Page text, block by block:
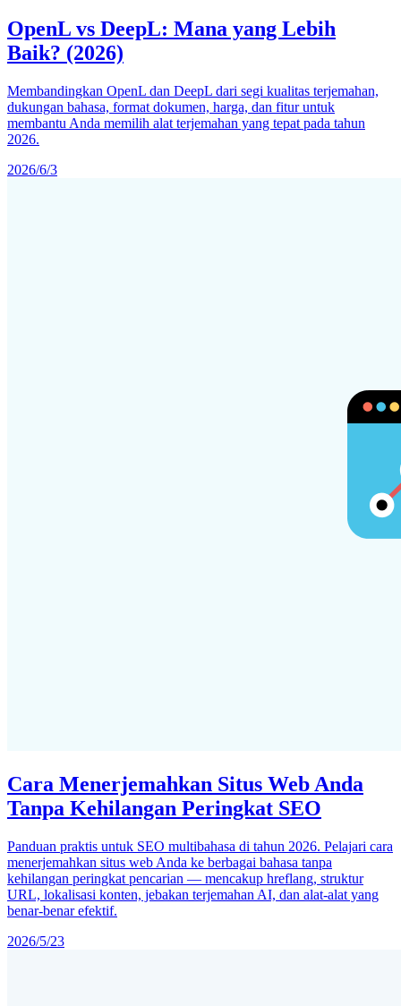
OpenL vs DeepL: Mana yang Lebih
Baik? (2026)
Membandingkan OpenL dan DeepL dari segi kualitas terjemahan,
dukungan bahasa, format dokumen, harga, dan fitur untuk
membantu Anda memilih alat terjemahan yang tepat pada tahun
2026.
2026/6/3
Cara Menerjemahkan Situs Web Anda
Tanpa Kehilangan Peringkat SEO
Panduan praktis untuk SEO multibahasa di tahun 2026. Pelajari cara
menerjemahkan situs web Anda ke berbagai bahasa tanpa
kehilangan peringkat pencarian — mencakup hreflang, struktur
URL, lokalisasi konten, jebakan terjemahan AI, dan alat-alat yang
benar-benar efektif.
2026/5/23